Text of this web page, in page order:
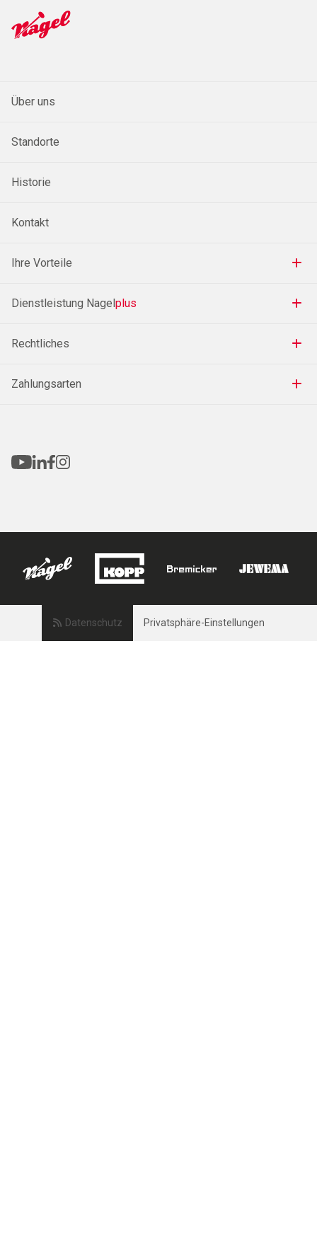
Über uns
Standorte
Historie
Kontakt
Ihre Vorteile
Dienstleistung Nagel plus
Rechtliches
Zahlungsarten
Datenschutz Privatsphäre-Einstellungen